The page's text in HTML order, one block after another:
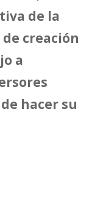
de la
creación
a
hacer su